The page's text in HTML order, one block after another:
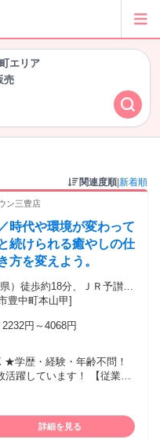
エリア
売
関連度順 新着順
ン三豊店
時代や環境が変わって
続けられる癒やしの仕
方を変えよう。
）徒歩約18分、ＪＲ予讃線
瀬（香川県）徒歩約62分 最
豊中町本山甲]
円～4068円
学歴・経験・年齢不問！
ています！ 【従業員
す 【経験者の方
ーションサロン・ストレッ
ロマ専門店など、当てはま
詳細を見る